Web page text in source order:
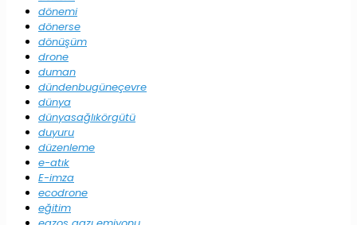
dönemi
dönerse
dönüşüm
drone
duman
dündenbugüneçevre
dünya
dünyasağlıkörgütü
duyuru
düzenleme
e-atık
E-imza
ecodrone
eğitim